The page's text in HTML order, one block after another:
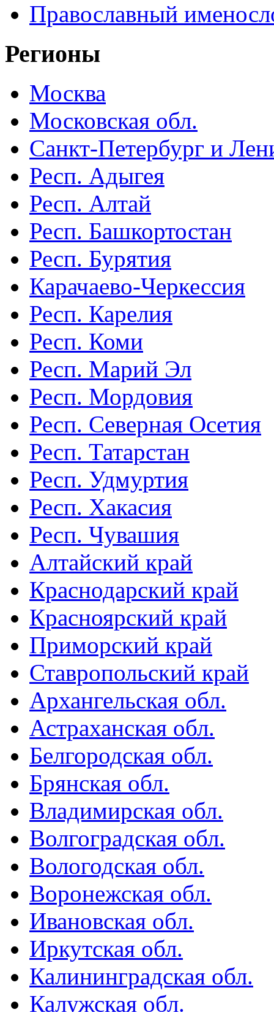
Православный
Регионы
Москва
Московская обл.
Санкт-Петербург и
Респ. Адыгея
Респ. Алтай
Респ. Башкортостан
Респ. Бурятия
Карачаево-Черкессия
Респ. Карелия
Респ. Коми
Респ. Марий Эл
Респ. Мордовия
Респ. Северная Осетия
Респ. Татарстан
Респ. Удмуртия
Респ. Хакасия
Респ. Чувашия
Алтайский край
Краснодарский край
Красноярский край
Приморский край
Ставропольский край
Архангельская обл.
Астраханская обл.
Белгородская обл.
Брянская обл.
Владимирская обл.
Волгоградская обл.
Вологодская обл.
Воронежская обл.
Ивановская обл.
Иркутская обл.
Калининградская обл.
Калужская обл.